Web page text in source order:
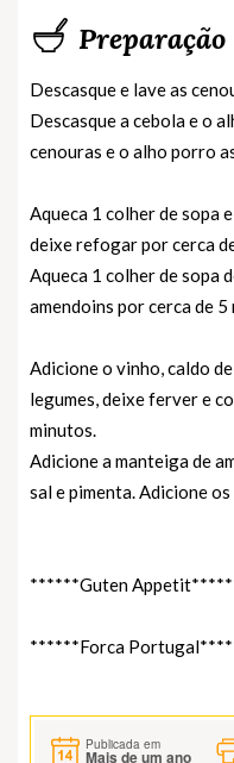
Preparação
Descasque e lave as
Descasque a cebola e o
cenouras e o alho porro
Aqueca 1 colher de sopa
deixe refogar por cerca
Aqueca 1 colher de sopa
amendoins por cerca de
Adicione o vinho, caldo
legumes, deixe ferver e
minutos.
Adicione a manteiga de
sal e pimenta. Adicione
******Guten
******Forca
Publicada em
Mais de um ano